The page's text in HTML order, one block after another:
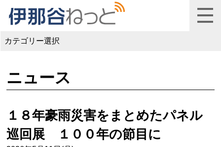
カテゴリー選択
ニュース
１８年豪雨災害をまとめたパネル
巡回展 １００年の節目に